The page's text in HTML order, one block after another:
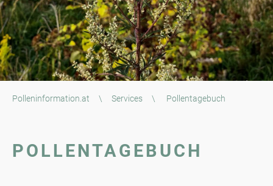
Polleninformation.at \ Services \ Pollentagebuch
POLLENTAGEBUCH